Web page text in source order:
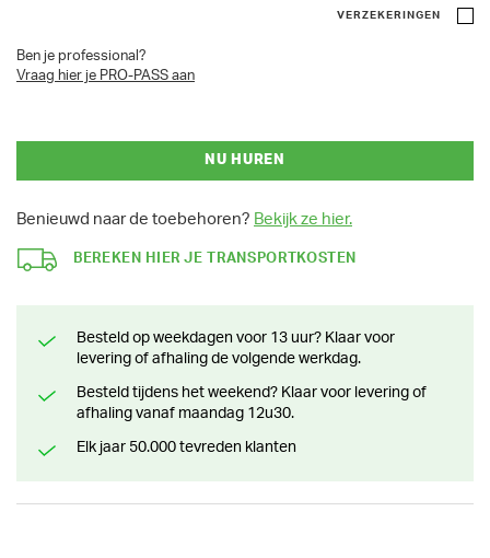
VERZEKERINGEN
Ben je professional?
Vraag hier je PRO-PASS aan
NU HUREN
Benieuwd naar de toebehoren? Bekijk ze hier.
BEREKEN HIER JE TRANSPORTKOSTEN
Besteld op weekdagen voor 13 uur? Klaar voor
levering of afhaling de volgende werkdag.
Besteld tijdens het weekend? Klaar voor levering of
afhaling vanaf maandag 12u30.
Elk jaar 50.000 tevreden klanten